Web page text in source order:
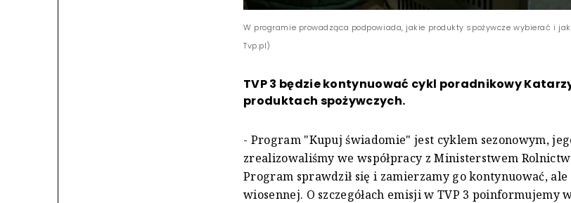
W programie prowadząca podpowiada, jakie produkty spożywcze wybierać i
Tvp.pl)
TVP 3 będzie kontynuować cykl poradnikowy
produktach spożywczych.
- Program "Kupuj świadomie" jest cyklem sezonowym,
zrealizowaliśmy we współpracy z Ministerstwem
Program sprawdził się i zamierzamy go kontynuować,
wiosennej. O szczegółach emisji w TVP 3 poinformujemy